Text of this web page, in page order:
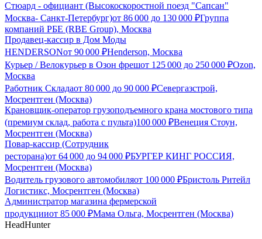
Стюард - официант (Высокоскоростной поезд "Сапсан"
Москва- Санкт-Петербург)от 86 000 до 130 000 ₽Группа
компаний РБЕ (RBE Group), Москва
Продавец-кассир в Дом Моды
HENDERSONот 90 000 ₽Henderson, Москва
Курьер / Велокурьер в Озон фрешот 125 000 до 250 000 ₽Ozon,
Москва
Работник Складаот 80 000 до 90 000 ₽Севергазстрой,
Мосрентген (Москва)
Крановщик-оператор грузоподъемного крана мостового типа
(премиум склад, работа с пульта)100 000 ₽Венеция Стоун,
Мосрентген (Москва)
Повар-кассир (Сотрудник
ресторана)от 64 000 до 94 000 ₽БУРГЕР КИНГ РОССИЯ,
Мосрентген (Москва)
Водитель грузового автомобиляот 100 000 ₽Бристоль Ритейл
Логистикс, Мосрентген (Москва)
Администратор магазина фермерской
продукцииот 85 000 ₽Мама Ольга, Мосрентген (Москва)
HeadHunter